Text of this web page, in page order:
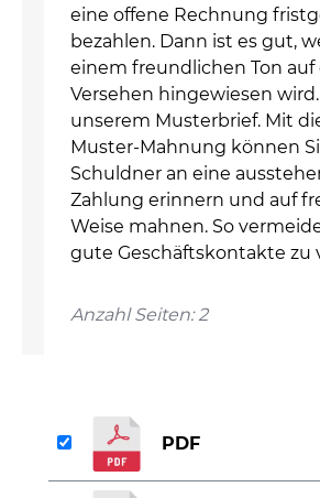
eine offene Rechnung
bezahlen. Dann ist es gut,
einem freundlichen Ton auf
Versehen hingewiesen
unserem Musterbrief. Mit
Muster-Mahnung können
Schuldner an eine
Zahlung erinnern und auf
Weise mahnen. So
gute Geschäftskontakte zu
Anzahl Seiten: 2
PDF